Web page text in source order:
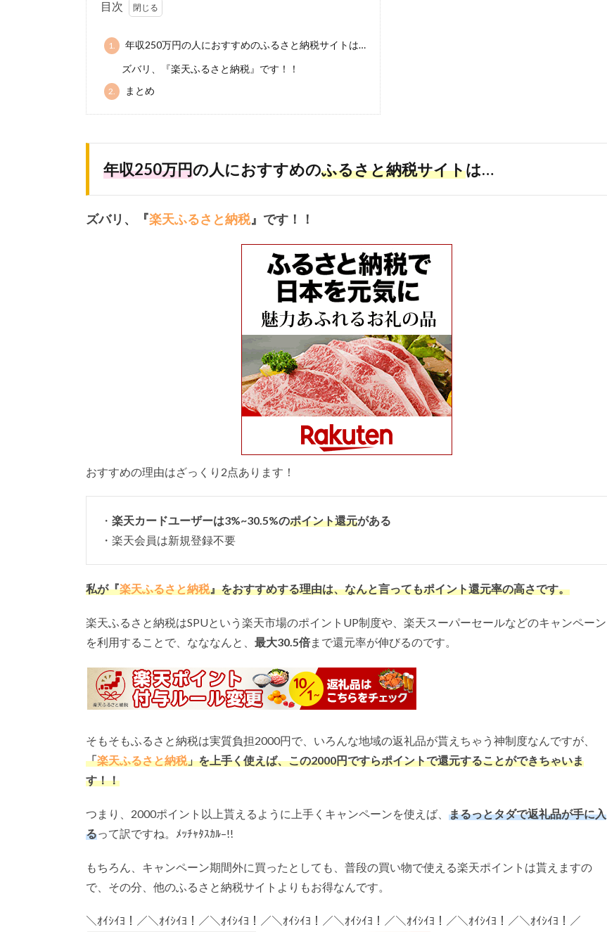
目次
1.
年収250万円の人におすすめのふるさと納税サイトは…
ズバリ、『楽天ふるさと納税』です！！
2. まとめ
年収250万円の人におすすめのふるさと納税サイトは…
ズバリ、『楽天ふるさと納税』です！！
おすすめの理由はざっくり2点あります！
・ 楽天カードユーザーは3%~30.5%のポイント還元がある
・楽天会員は新規登録不要
私が『楽天ふるさと納税』をおすすめする理由は、なんと言ってもポイント還元率の高さです。
楽天ふるさと納税はSPUという楽天市場のポイントUP制度や、楽天スーパーセールなどのキャンペーン
を利用することで、なななんと、 最大30.5倍まで還元率が伸びるのです。
そもそもふるさと納税は実質負担2000円で、いろんな地域の返礼品が貰えちゃう神制度なんですが、
「楽天ふるさと納税」を上手く使えば、この2000円ですらポイントで還元することができちゃいま
す！！
つまり、2000ポイント以上貰えるように上手くキャンペーンを使えば、 まるっとタダで返礼品が手に入
るって訳ですね。ﾒｯﾁｬﾀｽｶﾙ–!!
もちろん、キャンペーン期間外に買ったとしても、普段の買い物で使える楽天ポイントは貰えますの
で、その分、他のふるさと納税サイトよりもお得なんです。
＼ｵｲｼｲﾖ！／＼ｵｲｼｲﾖ！／＼ｵｲｼｲﾖ！／＼ｵｲｼｲﾖ！／＼ｵｲｼｲﾖ！／＼ｵｲｼｲﾖ！／＼ｵｲｼｲﾖ！／＼ｵｲｼｲﾖ！／